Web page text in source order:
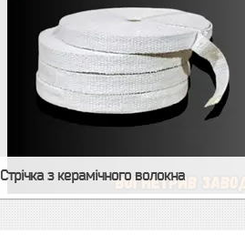
Стрічка з керамічного волокна